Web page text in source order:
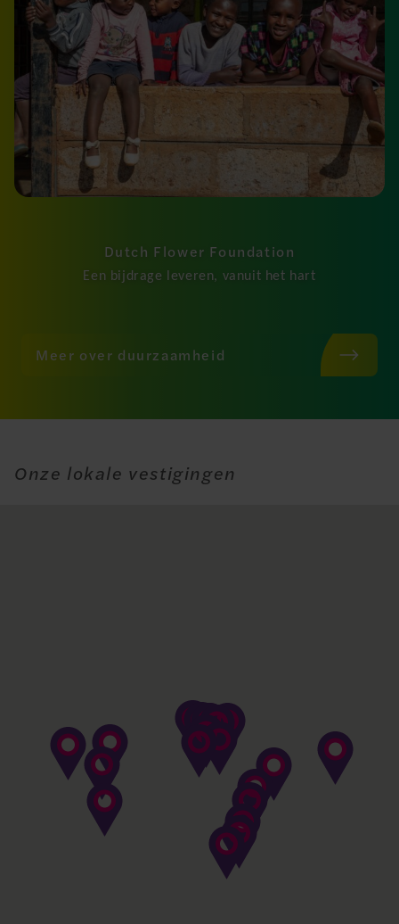
Dutch Flower Foundation
Een bijdrage leveren, vanuit het hart
Meer over duurzaamheid
Onze lokale vestigingen